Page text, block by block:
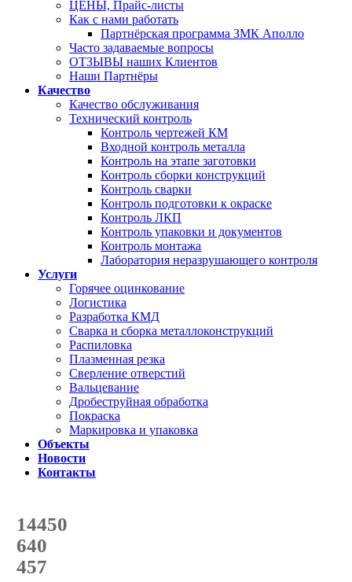
ЦЕНЫ, Прайс-листы
Как с нами работать
Партнёрская программа ЗМК Аполло
Часто задаваемые вопросы
ОТЗЫВЫ наших Клиентов
Наши Партнёры
Качество
Качество обслуживания
Технический контроль
Контроль чертежей КМ
Входной контроль металла
Контроль на этапе заготовки
Контроль сборки конструкций
Контроль сварки
Контроль подготовки к окраске
Контроль ЛКП
Контроль упаковки и документов
Контроль монтажа
Лаборатория неразрушающего контроля
Услуги
Горячее оцинкование
Логистика
Разработка КМД
Сварка и сборка металлоконструкций
Распиловка
Плазменная резка
Сверление отверстий
Вальцевание
Дробеструйная обработка
Покраска
Маркировка и упаковка
Объекты
Новости
Контакты
14450
с начала года
640
с начала месяца
457
с начала недели